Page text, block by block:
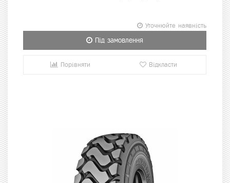
Уточнюйте наявність
Під замовлення
Порівняти Відкласти